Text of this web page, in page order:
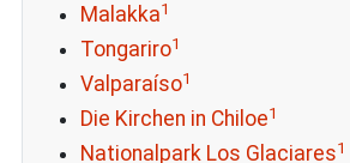
Malakka1
Tongariro1
Valparaíso1
Die Kirchen in Chiloe1
Nationalpark Los Glaciares1